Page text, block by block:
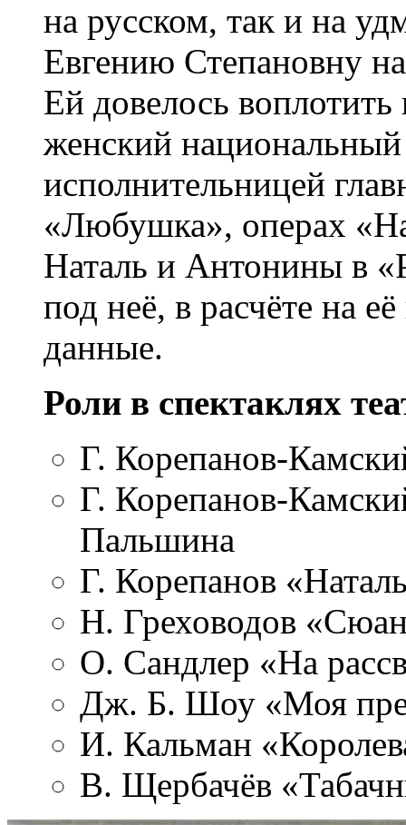
на русском, так и на
Евгению Степановну
Ей довелось
женский национальный
исполнительницей
«Любушка», операх
Наталь и Антонины в
под неё, в расчёте на
данные.
Роли в спектаклях
Г. Корепанов-
Г. Корепанов-
Пальшина
Г. Корепанов
Н. Греховодов
О. Сандлер «На
Дж. Б. Шоу «Моя
И. Кальман
В. Щербачёв